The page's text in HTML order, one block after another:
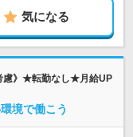
気になる
慮》★転勤なし★月給UP
境で働こう